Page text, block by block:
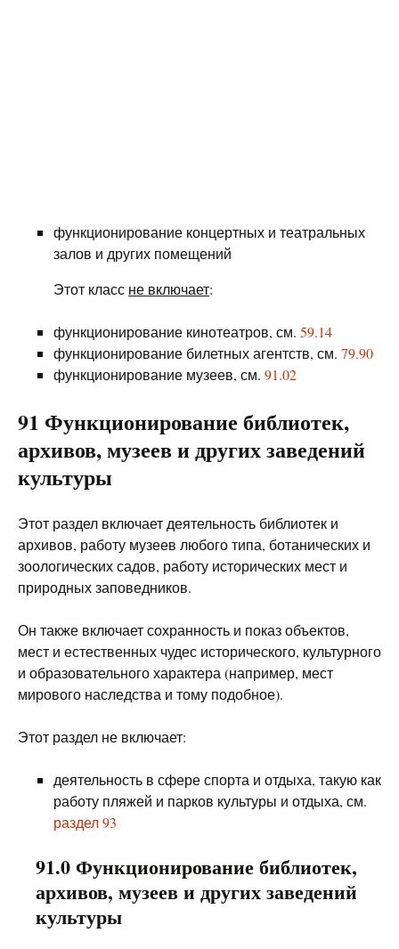
функционирование концертных и театральных
залов и других помещений
Этот класс не включает:
функционирование кинотеатров, см. 59.14
функционирование билетных агентств, см. 79.90
функционирование музеев, см. 91.02
91 Функционирование библиотек,
архивов, музеев и других заведений
культуры
Этот раздел включает деятельность библиотек и
архивов, работу музеев любого типа, ботанических и
зоологических садов, работу исторических мест и
природных заповедников.
Он также включает сохранность и показ объектов,
мест и естественных чудес исторического, культурного
и образовательного характера (например, мест
мирового наследства и тому подобное).
Этот раздел не включает:
деятельность в сфере спорта и отдыха, такую как
работу пляжей и парков культуры и отдыха, см.
раздел 93
91.0 Функционирование библиотек,
архивов, музеев и других заведений
культуры